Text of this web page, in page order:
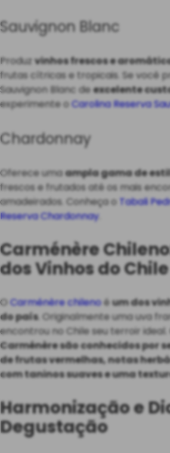
Sauvignon Blanc
Produz vinhos frescos e
frutas cítricas e tropicais. Se você
Sauvignon Blanc deexcelente
experimente oCarolina Reserva
Chardonnay
Oferece umaampla gama de
frescos e frutados até os mais
amadeirados. Conheça o Tabali
Reserva Chardonnay
Carménère
dos Vinhos do Chile
OCarménère chilenoéum dos
do país. Originalmente uma uva
encontrou no Chile seu terroir ideal.
Carménère são conhecidos por
de frutas vermelhas, notas
com taninos suaves e uma
Harmonização e
Degustação